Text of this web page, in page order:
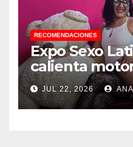
RECOMENDACIONES
Expo Sexo
calienta
conferencia
anuncia
todos los
JUL 22, 2026